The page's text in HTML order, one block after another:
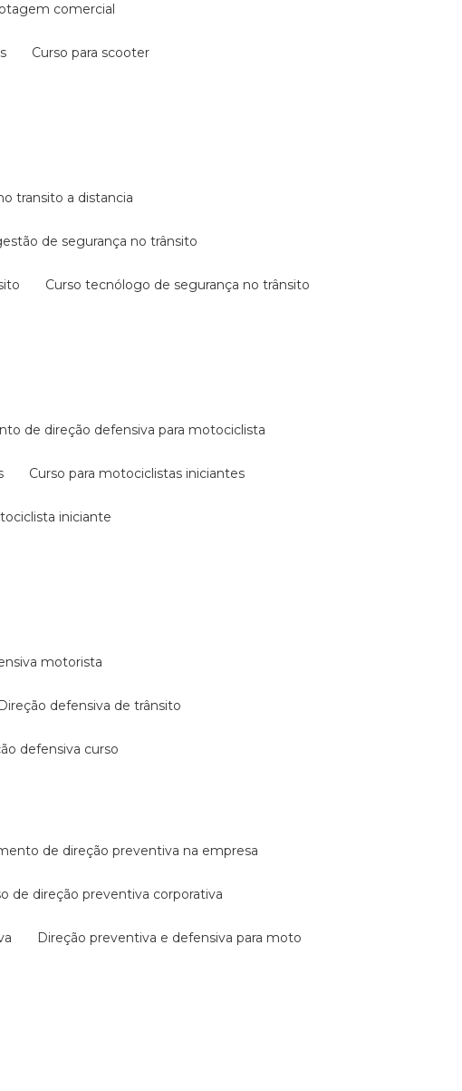
comercial
curso para scooter
transito a distancia
de segurança no trânsito
curso tecnólogo de segurança no trânsito
de direção defensiva para motociclista
curso para motociclistas iniciantes
iniciante
motorista
direção defensiva de trânsito
defensiva curso
de direção preventiva na empresa
de direção preventiva corporativa
direção preventiva e defensiva para moto